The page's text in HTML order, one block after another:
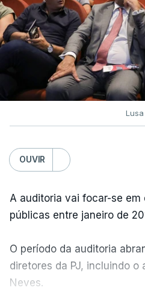
Lusa
OUVIR
A auditoria vai focar-se em
públicas entre janeiro de
O período da auditoria
diretores da PJ, incluindo o
Neves.